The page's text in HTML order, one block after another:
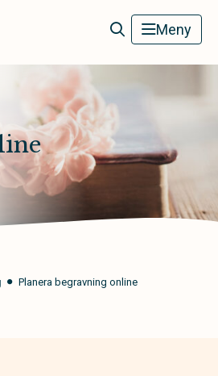
Begravningsbyrå Meny
Planera begravning online